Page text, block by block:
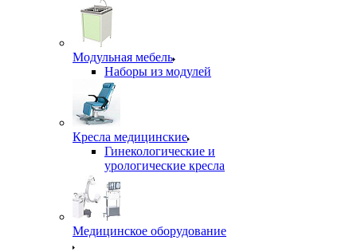
Модульная мебель
Наборы из модулей
Кресла медицинские
Гинекологические и
урологические кресла
Медицинское оборудование